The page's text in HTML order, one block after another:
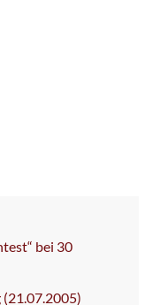
bei 30
(21.07.2005)